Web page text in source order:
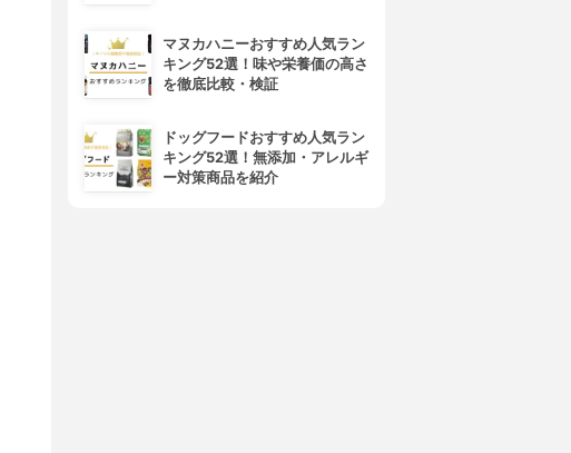
マヌカハニーおすすめ人気ラン
キング52選！味や栄養価の高さ
を徹底比較・検証
ドッグフードおすすめ人気ラン
キング52選！無添加・アレルギ
ー対策商品を紹介